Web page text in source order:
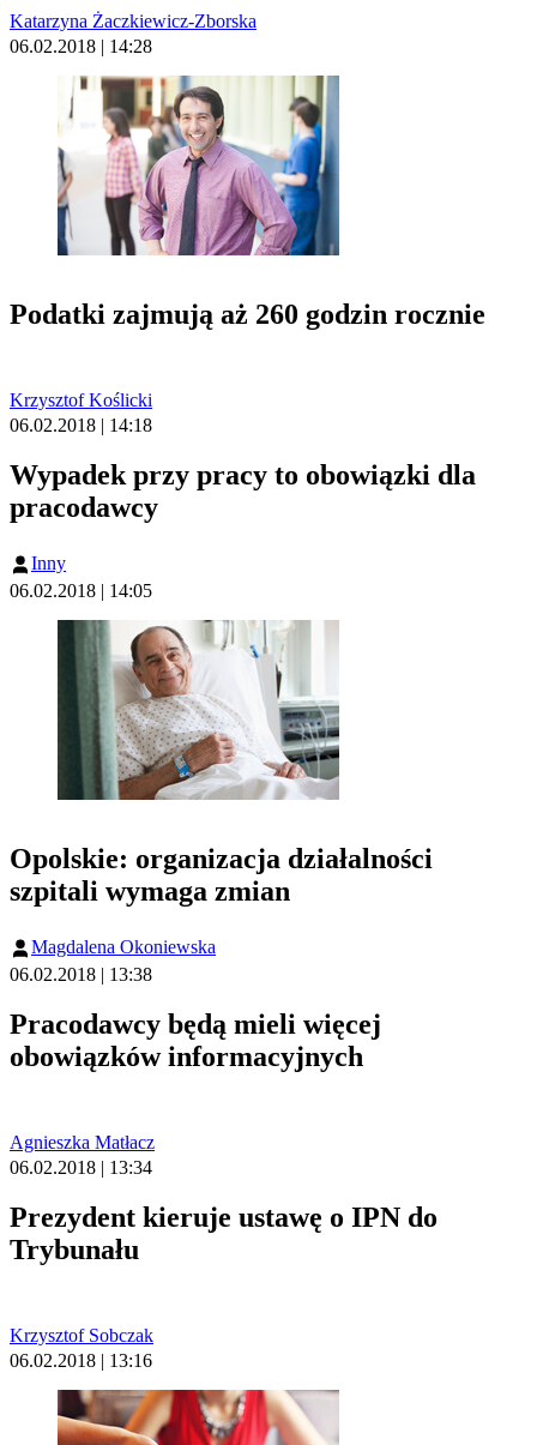
Katarzyna Żaczkiewicz-Zborska
06.02.2018 | 14:28
Podatki zajmują aż 260 godzin rocznie
Krzysztof Koślicki
06.02.2018 | 14:18
Wypadek przy pracy to obowiązki dla
pracodawcy
Inny
06.02.2018 | 14:05
Opolskie: organizacja działalności
szpitali wymaga zmian
Magdalena Okoniewska
06.02.2018 | 13:38
Pracodawcy będą mieli więcej
obowiązków informacyjnych
Agnieszka Matłacz
06.02.2018 | 13:34
Prezydent kieruje ustawę o IPN do
Trybunału
Krzysztof Sobczak
06.02.2018 | 13:16